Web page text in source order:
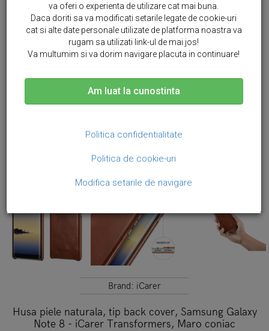
Brand: iCarer
Husa piele naturala, tip back cover, Samsung Galaxy
Note 8 - iCarer Transformers, Maro coniac
va oferi o experienta de utilizare cat mai buna.
Daca doriti sa va modificati setarile legate de cookie-uri
cat si alte date personale utilizate de platforma noastra va
rugam sa utilizati link-ul de mai jos!
Va multumim si va dorim navigare placuta in continuare!
Am luat la cunostinta
Politica confidentialitate
Politica de cookie-uri
Modifica setarile de navigare